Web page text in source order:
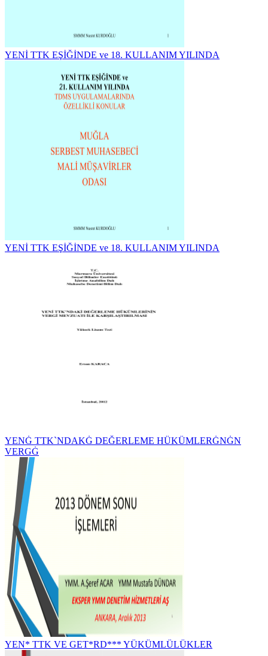
YENİ TTK EŞİĞİNDE ve 18. KULLANIM YILINDA
YENİ TTK EŞİĞİNDE ve 18. KULLANIM YILINDA
YENĠ TTK`NDAKĠ DEĞERLEME HÜKÜMLERĠNĠN
VERGĠ
YEN* TTK VE GET*RD*** YÜKÜMLÜLÜKLER